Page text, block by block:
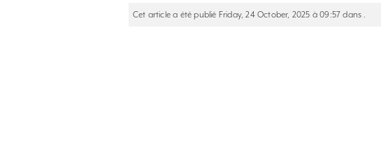
Cet article a été publié Friday, 24 October, 2025 à 09:57 dans .